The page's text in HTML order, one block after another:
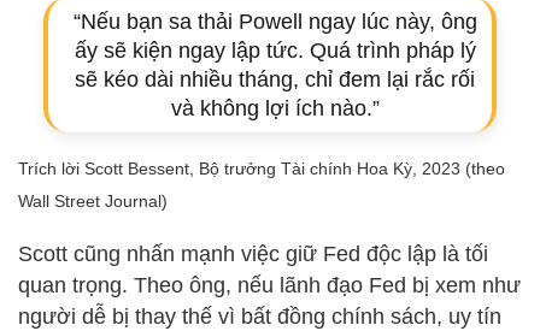
“Nếu bạn sa thải Powell ngay lúc này, ông
ấy sẽ kiện ngay lập tức. Quá trình pháp lý
sẽ kéo dài nhiều tháng, chỉ đem lại rắc rối
và không lợi ích nào.”
Trích lời Scott Bessent, Bộ trưởng Tài chính Hoa Kỳ, 2023 (theo
Wall Street Journal)
Scott cũng nhấn mạnh việc giữ Fed độc lập là tối
quan trọng. Theo ông, nếu lãnh đạo Fed bị xem như
người dễ bị thay thế vì bất đồng chính sách, uy tín